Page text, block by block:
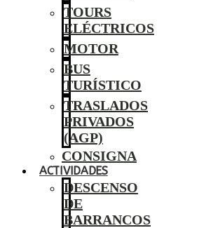
TOURS
ELÉCTRICOS
MOTOR
BUS
TURÍSTICO
TRASLADOS
PRIVADOS
(AGP)
CONSIGNA
ACTIVIDADES
DESCENSO
DE
BARRANCOS